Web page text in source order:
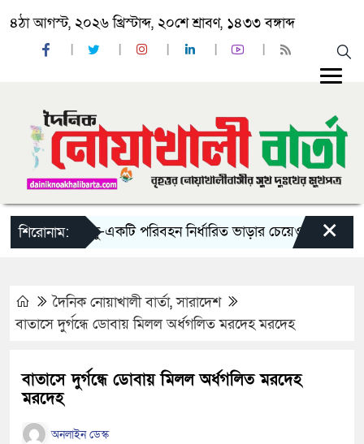
৪ঠা আগস্ট, ২০২৬ খ্রিস্টাব্দ, ২০শে শ্রাবণ, ১৪৩৩ বঙ্গাব্দ
শিরোনাম:
‘ঈদ যাত্রায় দু-একটি পরিবহন নির্ধারিত ভাড়ার চেয়েও কম নিচ্ছে’
×
দৈনিক নোয়াখালী বার্তা,সারাদেশ
বাতাসে দুর্গন্ধে ডোবায় মিলল অর্ধগলিত মরদেহ মরদেহ
বাতাসে দুর্গন্ধে ডোবায় মিলল অর্ধগলিত মরদেহ
মরদেহ
অনলাইন ডেস্ক